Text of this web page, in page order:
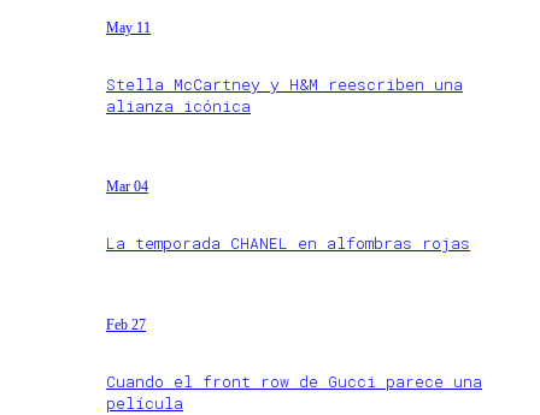
May 11
Stella McCartney y H&M reescriben una
alianza icónica
Mar 04
La temporada CHANEL en alfombras rojas
Feb 27
Cuando el front row de Gucci parece una
película